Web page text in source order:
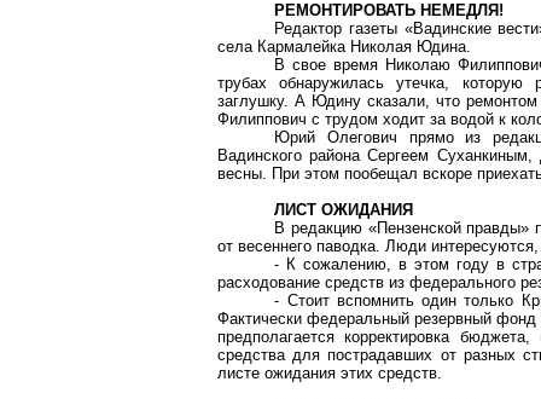
РЕМОНТИРОВАТЬ НЕМЕДЛЯ!
Редактор газеты «Вадинские
села Кармалейка Николая Юдина.
В свое время Николаю
трубах обнаружилась утечка,
заглушку. А Юдину сказали, что
Филиппович с трудом ходит за водой к
Юрий Олегович прямо из
Вадинского района Сергеем
весны. При этом пообещал вскоре
ЛИСТ ОЖИДАНИЯ
В редакцию «Пензенской правды»
от весеннего паводка. Люди
- К сожалению, в этом году в
расходование средств из федерального
- Стоит вспомнить один только
Фактически федеральный резервный
предполагается корректировка
средства для пострадавших от разных
листе ожидания этих средств.